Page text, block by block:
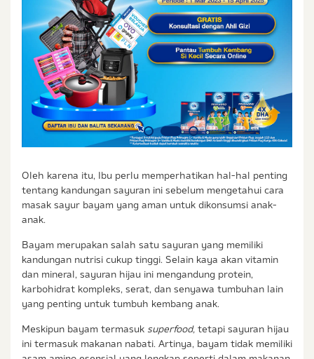
Oleh karena itu, Ibu perlu memperhatikan hal-hal penting
tentang kandungan sayuran ini sebelum mengetahui cara
masak sayur bayam yang aman untuk dikonsumsi anak-
anak.
Bayam merupakan salah satu sayuran yang memiliki
kandungan nutrisi cukup tinggi. Selain kaya akan vitamin
dan mineral, sayuran hijau ini mengandung protein,
karbohidrat kompleks, serat, dan senyawa tumbuhan lain
yang penting untuk tumbuh kembang anak.
Meskipun bayam termasuk superfood, tetapi sayuran hijau
ini termasuk makanan nabati. Artinya, bayam tidak memiliki